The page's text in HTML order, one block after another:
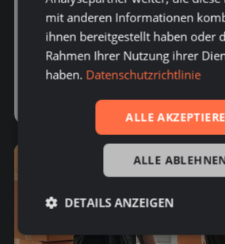
Die passende Lagergröße
Von 1 m³ Box bis zur Doppelgarage —
richtige Größe für Möbel, Kartons,
Werkstatt-Material zu finden.
Größenratgeber ansehen
mit anderen Informationen
ihnen bereitgestellt haben oder
Rahmen Ihrer Nutzung ihrer
haben. Datenschutzrichtlinie
ALLE
ALLE
DETAILS ANZEIGEN